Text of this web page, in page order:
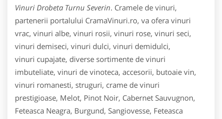
Vinuri Drobeta Turnu Severin. Cramele de vinuri,
partenerii portalului CramaVinuri.ro, va ofera vinuri
vrac, vinuri albe, vinuri rosii, vinuri rose, vinuri seci,
vinuri demiseci, vinuri dulci, vinuri demidulci,
vinuri cupajate, diverse sortimente de vinuri
imbuteliate, vinuri de vinoteca, accesorii, butoaie vin,
vinuri romanesti, struguri, crame de vinuri
prestigioase, Melot, Pinot Noir, Cabernet Sauvugnon,
Feteasca Neagra, Burgund, Sangiovesse, Feteasca